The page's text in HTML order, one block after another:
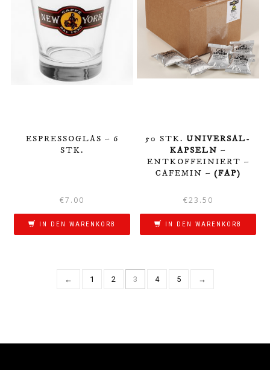
ESPRESSOGLAS – 6
STK.
€7.00
IN DEN WARENKORB
50 STK. UNIVERSAL-
KAPSELN –
ENTKOFFEINIERT –
CAFEMIN – (FAP)
€23.50
IN DEN WARENKORB
← 1 2 3 4 5 →